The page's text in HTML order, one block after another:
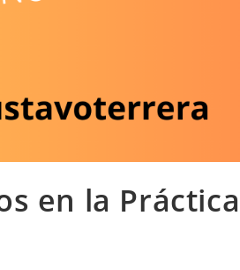
en la Práctica